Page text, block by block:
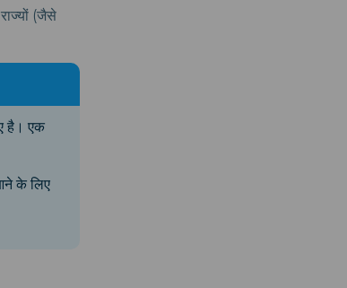
(जैसे
है। एक
के लिए